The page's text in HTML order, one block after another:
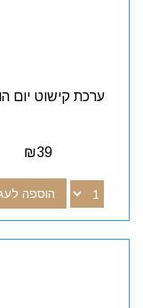
ערכת קישוט יום
₪39
הוספה